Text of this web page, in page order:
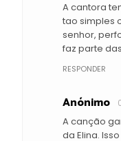
A cantora
tao simples
senhor,
faz parte
RESPONDER
Anónimo
A canção
da Elina.